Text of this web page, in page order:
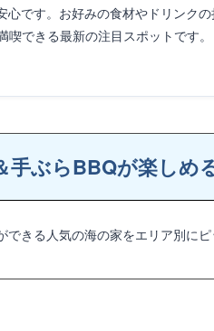
です。お好みの食材やドリンク
できる最新の注目スポットです。
ぶらBBQが楽しめ
きる人気の海の家をエリア別にピ